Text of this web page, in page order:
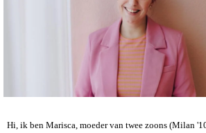
Hi, ik ben Marisca, moeder van twee zoons (Milan